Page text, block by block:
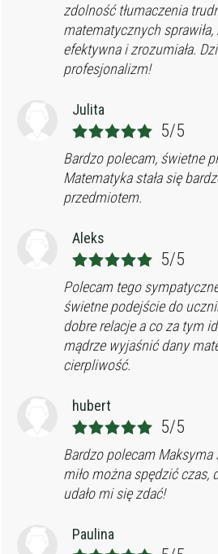
zdolność tłumaczenia
matematycznych sprawiła,
efektywna i zrozumiała.
profesjonalizm!
Julita
5/5
Bardzo polecam, świetne
Matematyka stała się
przedmiotem.
Aleks
5/5
Polecam tego
świetne podejście do
dobre relacje a co za tym
mądrze wyjaśnić dany
cierpliwość.
hubert
5/5
Bardzo polecam Maksyma
miło można spędzić czas,
udało mi się zdać!
Paulina